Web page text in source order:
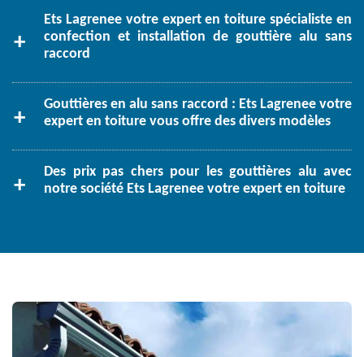
Ets Lagrenee votre expert en toiture spécialiste en
confection et installation de gouttière alu sans
raccord
Gouttières en alu sans raccord : Ets Lagrenee votre
expert en toiture vous offre des divers modèles
Des prix pas chers pour les gouttières alu avec
notre société Ets Lagrenee votre expert en toiture